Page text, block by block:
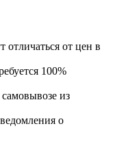
от цен в
100%
из
о